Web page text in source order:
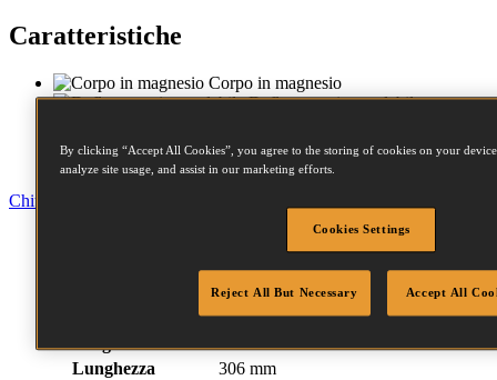
Caratteristiche
Corpo in magnesio
Deflettore aria regolabile
Protezioni del corpo
Naso compatto
Chiudi
3.86 kg
Larghezza
140 mm
Lunghezza
306 mm
By clicking “Accept All Cookies”, you agree to the storing of cookies on your
analyze site usage, and assist in our marketing efforts.
Cookies Settings
Reject All But Necessary Accept All